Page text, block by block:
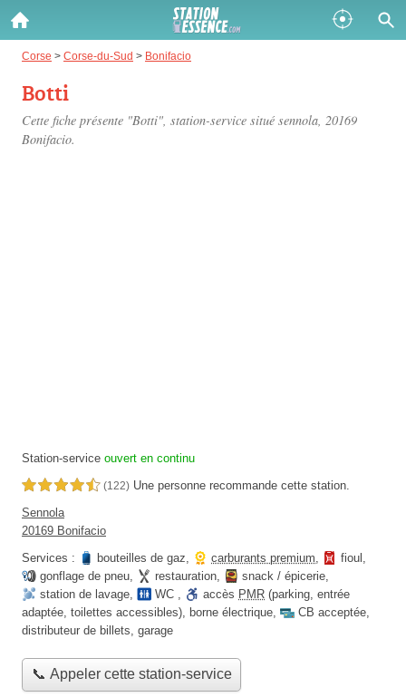
Corse > Corse-du-Sud > Bonifacio
Botti
Cette fiche présente "Botti", station-service situé sennola, 20169
Bonifacio.
Station-service ouvert en continu
4,5 étoiles sur 5 (122) Une personne recommande cette station.
Sennola
20169 Bonifacio
Services :
bouteilles de gaz, carburants premium, fioul ,
gonflage de pneu, restauration, snack / épicerie,
station de lavage, WC , accès PMR (parking, entrée
adaptée, toilettes accessibles), borne électrique, CB acceptée,
distributeur de billets, garage
📞 Appeler cette station-service
Gazole :
SP 98 :